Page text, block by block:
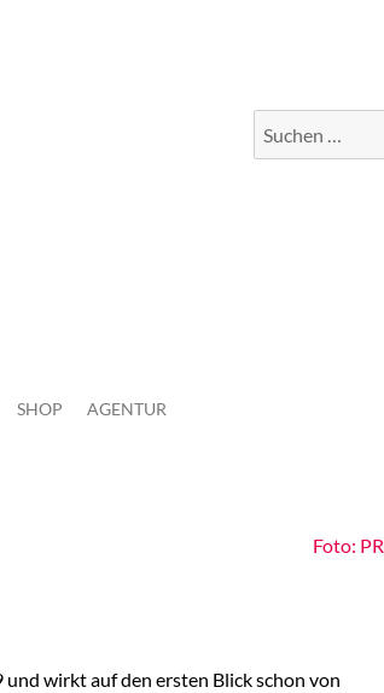
Suche
nach:
SHOP AGENTUR
Foto: PR
wirkt auf den ersten Blick schon von